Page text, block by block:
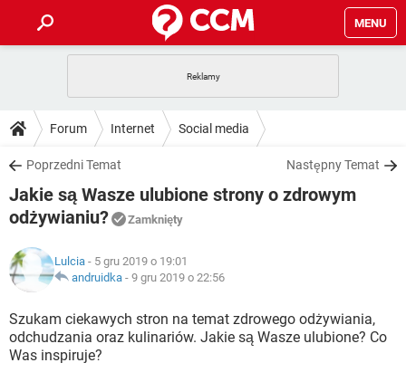
MENU
GRY WHATSAPP
SPOTIFY
INSTAGRAM FACEBOOK
WINDOWS 10
PORADY
PlayStation
SPOTIFY
WINDOWS 10
DO POBRANIA
ANDROID TIKTOK
GRY
IOS
INSTAGRAM
WINDOWS 10
FORUM
GRY WHATSAPP
INSTAGRAM FACEBOOK
WINDOWS 10
ARTYKUŁY
COVID-19
GRY WHATSAPP
SPOTIFY NETFLIX
Forum Internet Social media
Poprzedni Temat Następny Temat
Jakie są Wasze ulubione strony o zdrowym
odżywianiu?
Zamknięty
Lulcia - 5 gru 2019 o 19:01
andruidka - 9 gru 2019 o 22:56
Szukam ciekawych stron na temat zdrowego odżywiania,
odchudzania oraz kulinariów. Jakie są Wasze ulubione? Co
Was inspiruje?